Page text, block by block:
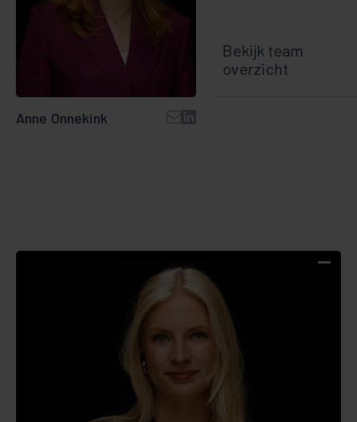
Anne Onnekink
Bekijk team
overzicht